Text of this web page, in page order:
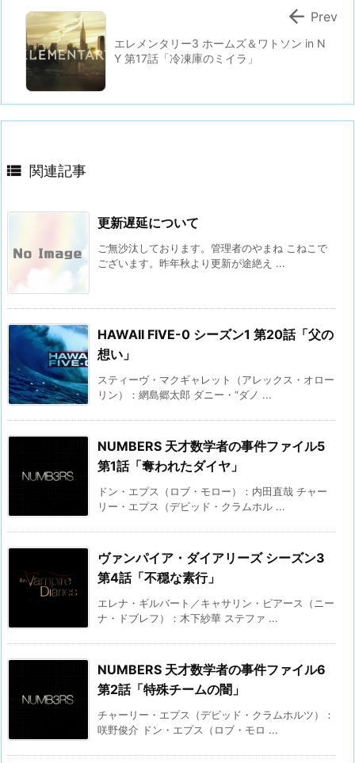
エレメンタリー3 ホームズ＆ワトソン in N
Y 第17話「冷凍庫のミイラ」
 Prev
 関連記事
更新遅延について
ご無沙汰しております。管理者のやまね こねこで
ございます。昨年秋より更新が途絶え ...
HAWAII FIVE-0 シーズン1 第20話「父の
想い」
スティーヴ・マクギャレット（アレックス・オロー
リン）：網島郷太郎 ダニー・“ダノ ...
NUMBERS 天才数学者の事件ファイル5
第1話「奪われたダイヤ」
ドン・エプス（ロブ・モロー）：内田直哉 チャー
リー・エプス（デビッド・クラムホル ...
ヴァンパイア・ダイアリーズ シーズン3
第4話「不穏な素行」
エレナ・ギルバート／キャサリン・ピアース（ニー
ナ・ドブレフ）：木下紗華 ステファ ...
NUMBERS 天才数学者の事件ファイル6
第2話「特殊チームの闇」
チャーリー・エプス（デビッド・クラムホルツ）：
咲野俊介 ドン・エプス（ロブ・モロ ...